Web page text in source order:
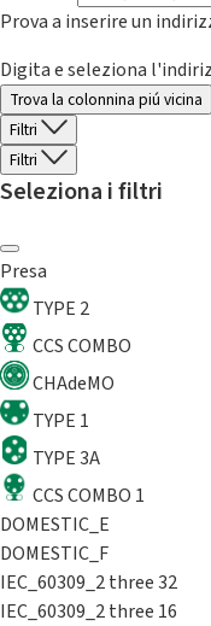
Prova a inserire un
Digita e seleziona
Trova la colonnina piú vicina
Filtri
Filtri
Seleziona i filtri
Presa
TYPE 2
CCS COMBO
CHAdeMO
TYPE 1
TYPE 3A
CCS COMBO 1
DOMESTIC_E
DOMESTIC_F
IEC_60309_2 three 32
IEC_60309_2 three 16